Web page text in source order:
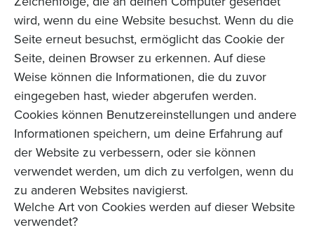
wird, wenn du eine Website besuchst. Wenn du die
Seite erneut besuchst, ermöglicht das Cookie der
Seite, deinen Browser zu erkennen. Auf diese
Weise können die Informationen, die du zuvor
eingegeben hast, wieder abgerufen werden.
Cookies können Benutzereinstellungen und andere
Informationen speichern, um deine Erfahrung auf
der Website zu verbessern, oder sie können
verwendet werden, um dich zu verfolgen, wenn du
zu anderen Websites navigierst.
Welche Art von Cookies werden auf dieser Website
verwendet?